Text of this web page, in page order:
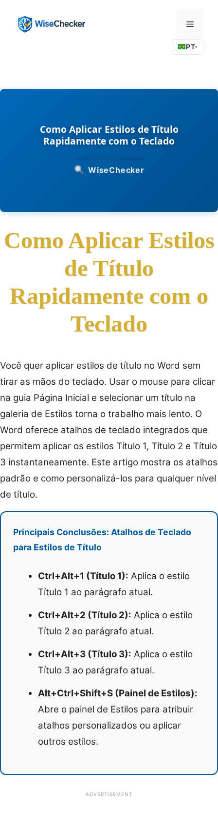
Menu
PT▾
Como Aplicar Estilos de Título
Rapidamente com o Teclado
WiseChecker
Como Aplicar Estilos
de Título
Rapidamente com o
Teclado
Você quer aplicar estilos de título no Word sem
tirar as mãos do teclado. Usar o mouse para clicar
na guia Página Inicial e selecionar um título na
galeria de Estilos torna o trabalho mais lento. O
Word oferece atalhos de teclado integrados que
permitem aplicar os estilos Título 1, Título 2 e Título
3 instantaneamente. Este artigo mostra os atalhos
padrão e como personalizá-los para qualquer nível
de título.
Principais Conclusões: Atalhos de Teclado
para Estilos de Título
Ctrl+Alt+1 (Título 1): Aplica o estilo
Título 1 ao parágrafo atual.
Ctrl+Alt+2 (Título 2): Aplica o estilo
Título 2 ao parágrafo atual.
Ctrl+Alt+3 (Título 3): Aplica o estilo
Título 3 ao parágrafo atual.
Alt+Ctrl+Shift+S (Painel de Estilos):
Abre o painel de Estilos para atribuir
atalhos personalizados ou aplicar
outros estilos.
ADVERTISEMENT